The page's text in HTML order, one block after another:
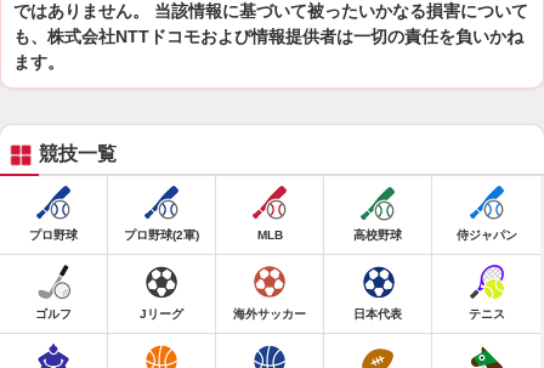
ではありません。 当該情報に基づいて被ったいかなる損害について
も、株式会社NTTドコモおよび情報提供者は一切の責任を負いかね
ます。
競技一覧
プロ野球 プロ野球(2軍) MLB 高校野球 侍ジャパン
ゴルフ Jリーグ 海外サッカー 日本代表 テニス